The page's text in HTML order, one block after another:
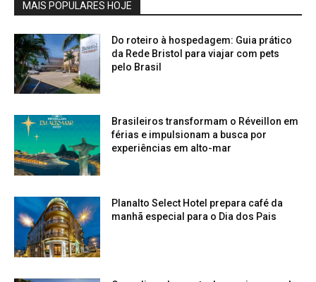
MAIS POPULARES HOJE
Do roteiro à hospedagem: Guia prático
da Rede Bristol para viajar com pets
pelo Brasil
Brasileiros transformam o Réveillon em
férias e impulsionam a busca por
experiências em alto-mar
Planalto Select Hotel prepara café da
manhã especial para o Dia dos Pais